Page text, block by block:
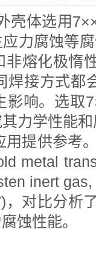
壳体选用
力腐蚀等
熔化极惰
焊接方式都
影响。选取
力学性能
提供参考
metal
inert
对比分析
蚀性能。